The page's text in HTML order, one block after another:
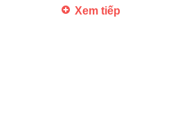
Xem tiếp